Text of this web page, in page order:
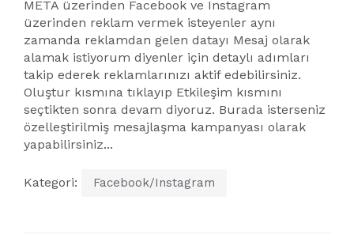
META üzerinden Facebook ve Instagram
üzerinden reklam vermek isteyenler aynı
zamanda reklamdan gelen datayı Mesaj olarak
alamak istiyorum diyenler için detaylı adımları
takip ederek reklamlarınızı aktif edebilirsiniz.
Oluştur kısmına tıklayıp Etkileşim kısmını
seçtikten sonra devam diyoruz. Burada isterseniz
özelleştirilmiş mesajlaşma kampanyası olarak
yapabilirsiniz...
Kategori: Facebook/Instagram